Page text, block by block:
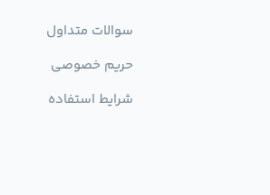
سوالات متداول
حریم خصوصی
شرایط استفاده